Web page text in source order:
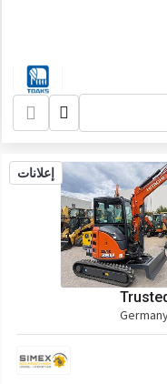
إعلانات